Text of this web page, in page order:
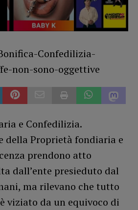
e Confedilizia.
della Proprietà fondiaria e
prendono atto
dall’ente presieduto dal
ma rilevano che tutto
viziato da un equivoco di